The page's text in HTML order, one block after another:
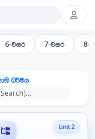
6-වසර 7-වසර 8-
ධර්මය
Unit 2